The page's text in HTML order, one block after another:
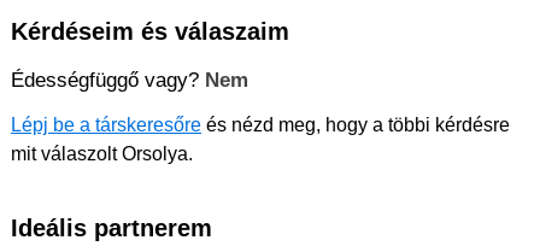
Kérdéseim és válaszaim
Édességfüggő vagy? Nem
Lépj be a társkeresőre és nézd meg, hogy a többi kérdésre
mit válaszolt Orsolya.
Ideális partnerem